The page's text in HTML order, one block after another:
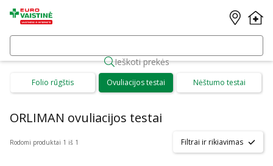
Ieškoti prekės
Folio rūgštis Ovuliacijos testai Nėštumo testai
ORLIMAN ovuliacijos testai
Rodomi produktai 1 iš 1 Filtrai ir rikiavimas